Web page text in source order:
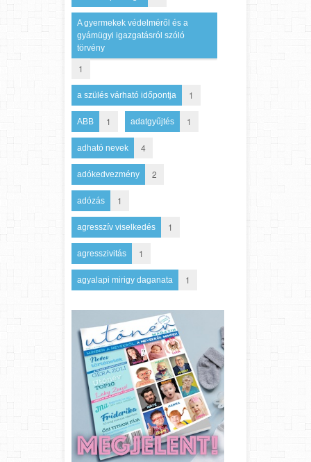
A gyermekek védelméről és a
gyámügyi igazgatásról szóló
törvény
1
a szülés várható időpontja 1
ABB 1 adatgyűjtés 1
adható nevek 4
adókedvezmény 2
adózás 1
agresszív viselkedés 1
agresszivitás 1
agyalapi mirigy daganata 1